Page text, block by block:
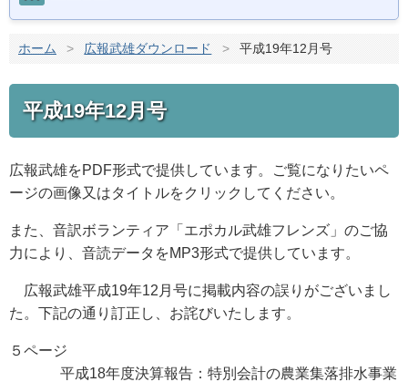
ホーム > 広報武雄ダウンロード > 平成19年12月号
平成19年12月号
広報武雄をPDF形式で提供しています。ご覧になりたいペ
ージの画像又はタイトルをクリックしてください。
また、音訳ボランティア「エポカル武雄フレンズ」のご協
力により、音読データをMP3形式で提供しています。
広報武雄平成19年12月号に掲載内容の誤りがございまし
た。下記の通り訂正し、お詫びいたします。
５ページ
平成18年度決算報告：特別会計の農業集落排水事業